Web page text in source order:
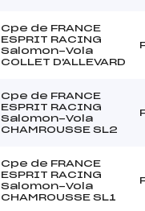
Cpe de FRANCE
ESPRIT RACING
Salomon-Vola
COLLET D'ALLEVARD
Cpe de FRANCE
ESPRIT RACING
Salomon-Vola
CHAMROUSSE SL2
Cpe de FRANCE
ESPRIT RACING
Salomon-Vola
CHAMROUSSE SL1